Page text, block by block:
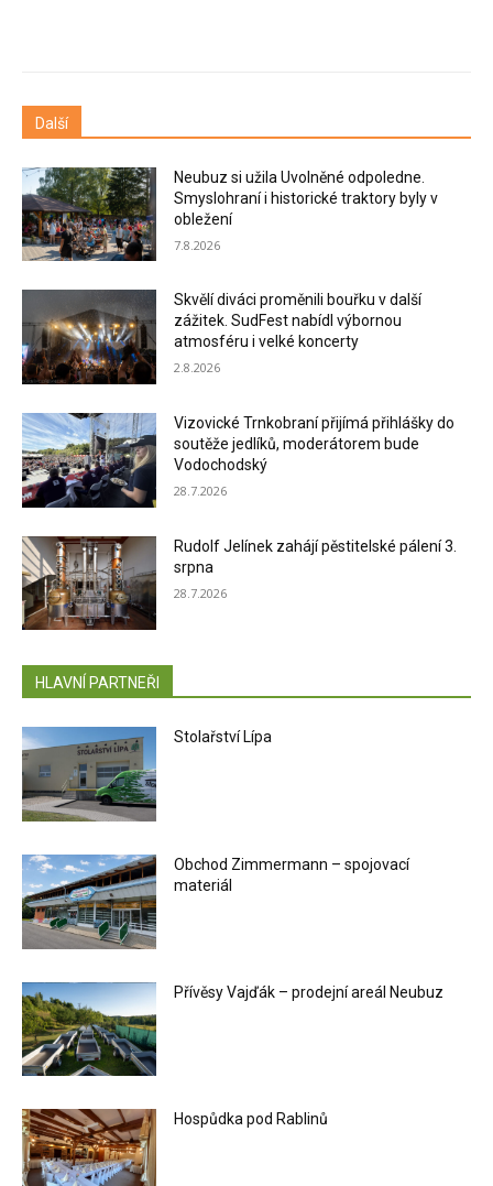
Další
Neubuz si užila Uvolněné odpoledne.
Smyslohraní i historické traktory byly v
obležení
7.8.2026
Skvělí diváci proměnili bouřku v další
zážitek. SudFest nabídl výbornou
atmosféru i velké koncerty
2.8.2026
Vizovické Trnkobraní přijímá přihlášky do
soutěže jedlíků, moderátorem bude
Vodochodský
28.7.2026
Rudolf Jelínek zahájí pěstitelské pálení 3.
srpna
28.7.2026
HLAVNÍ PARTNEŘI
Stolařství Lípa
Obchod Zimmermann – spojovací
materiál
Přívěsy Vajďák – prodejní areál Neubuz
Hospůdka pod Rablinů